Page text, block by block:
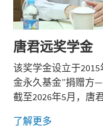
唐君远奖学金
该奖学金设立于
金永久基金”捐赠方
截至2026年5月，唐
了解更多